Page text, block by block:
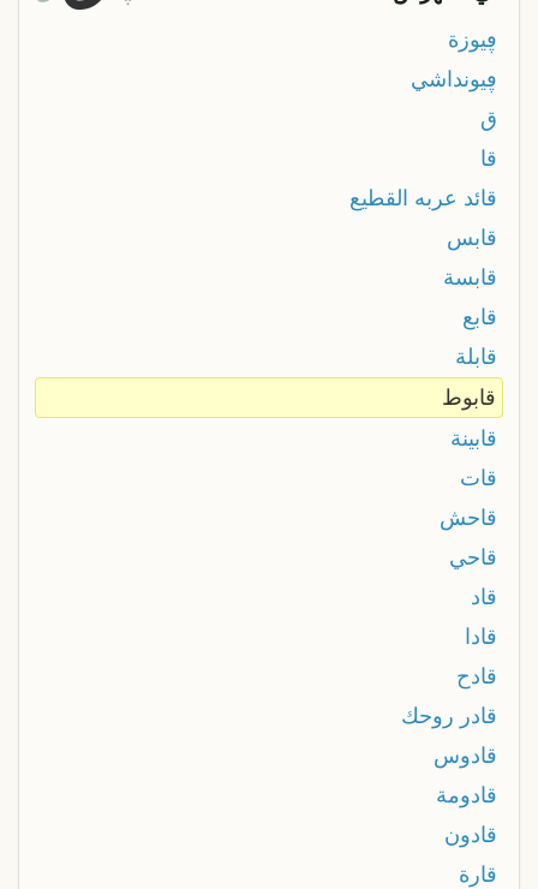
ڥيوزة
ڥيونداشي
ق
قا
قائد عربه القطيع
قابس
قابسة
قابع
قابلة
قابوط
قابينة
قات
قاحش
قاحي
قاد
قادا
قادح
قادر روحك
قادوس
قادومة
قادون
قارة